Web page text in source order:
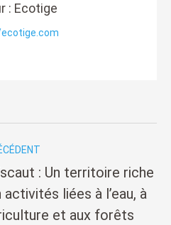
: Ecotige
Article
précédent
: Un territoire riche
liées à l’eau, à
et aux forêts